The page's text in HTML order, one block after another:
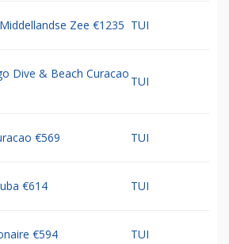
Zee €1235 TUI
Dive & Beach Curacao
TUI
€569 TUI
€614 TUI
€594 TUI